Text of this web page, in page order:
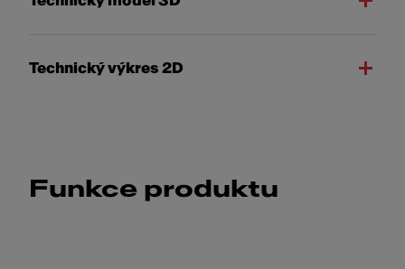
Technický výkres 2D
Funkce produktu